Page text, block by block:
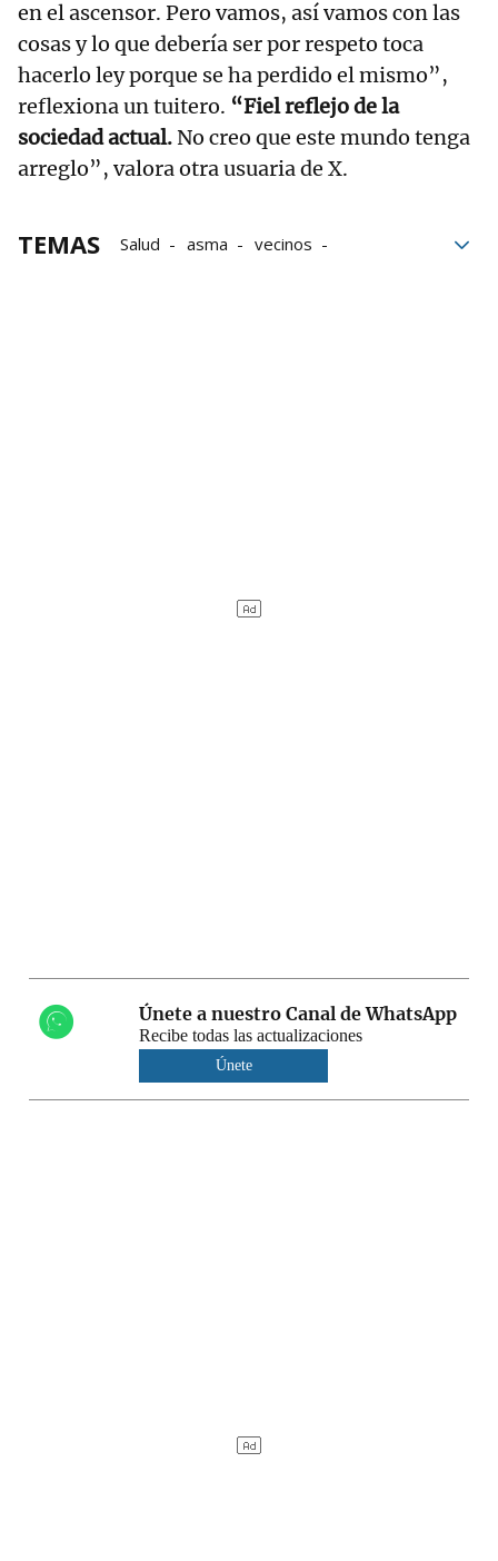
en el ascensor. Pero vamos, así vamos con las
cosas y lo que debería ser por respeto toca
hacerlo ley porque se ha perdido el mismo”,
reflexiona un tuitero. “Fiel reflejo de la
sociedad actual. No creo que este mundo tenga
arreglo”, valora otra usuaria de X.
TEMAS Salud asma
vecinos
Únete a nuestro Canal de WhatsApp
Recibe todas las actualizaciones
Únete